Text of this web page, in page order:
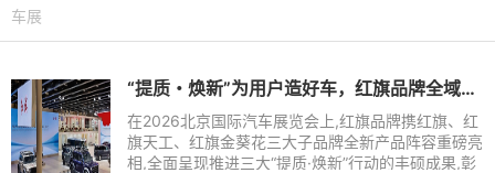
之眼与闪充技术专区，全
车展
“提质・焕新”为用户造好车，红旗品牌全域进阶谱写高质量发展新华章
在2026北京国际汽车展览会上,红旗品牌携红旗、红
旗天工、红旗金葵花三大子品牌全新产品阵容重磅亮
相,全面呈现推进三大“提质·焕新”行动的丰硕成果,彰